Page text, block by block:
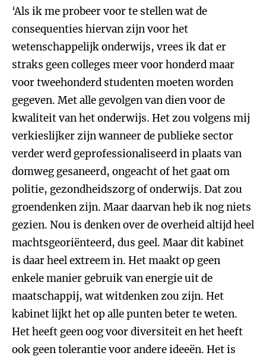
‘Als ik me probeer voor te stellen wat de
consequenties hiervan zijn voor het
wetenschappelijk onderwijs, vrees ik dat er
straks geen colleges meer voor honderd maar
voor tweehonderd studenten moeten worden
gegeven. Met alle gevolgen van dien voor de
kwaliteit van het onderwijs. Het zou volgens mij
verkieslijker zijn wanneer de publieke sector
verder werd geprofessionaliseerd in plaats van
domweg gesaneerd, ongeacht of het gaat om
politie, gezondheidszorg of onderwijs. Dat zou
groendenken zijn. Maar daarvan heb ik nog niets
gezien. Nou is denken over de overheid altijd heel
machtsgeoriënteerd, dus geel. Maar dit kabinet
is daar heel extreem in. Het maakt op geen
enkele manier gebruik van energie uit de
maatschappij, wat witdenken zou zijn. Het
kabinet lijkt het op alle punten beter te weten.
Het heeft geen oog voor diversiteit en het heeft
ook geen tolerantie voor andere ideeën. Het is